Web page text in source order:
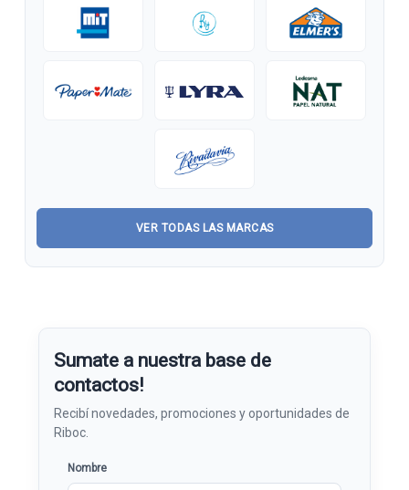
VER TODAS LAS MARCAS
Sumate a nuestra base de
contactos!
Nombre